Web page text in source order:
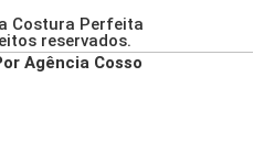
Costura Perfeita
reservados.
Agência Cosso